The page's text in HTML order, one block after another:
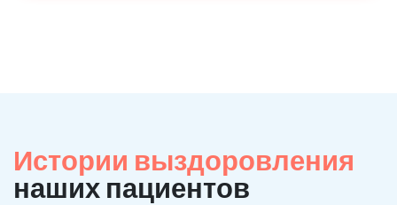
Истории выздоровления
наших пациентов